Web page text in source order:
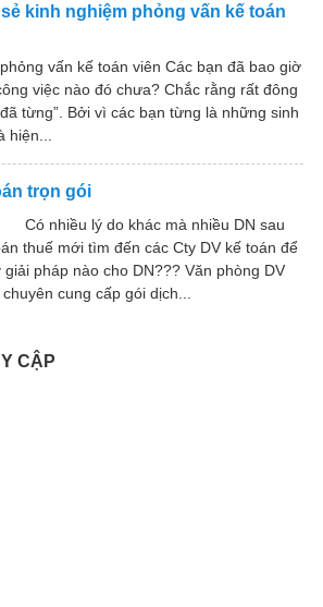
kinh nghiệm phỏng vấn kế toán
vấn kế toán viên Các bạn đã bao giờ
việc nào đó chưa? Chắc rằng rất đông
từng”. Bởi vì các bạn từng là những sinh
trọn gói
nhiều lý do khác mà nhiều DN sau
thuế mới tìm đến các Cty DV kế toán để
pháp nào cho DN??? Văn phòng DV
cung cấp gói dịch...
CẬP